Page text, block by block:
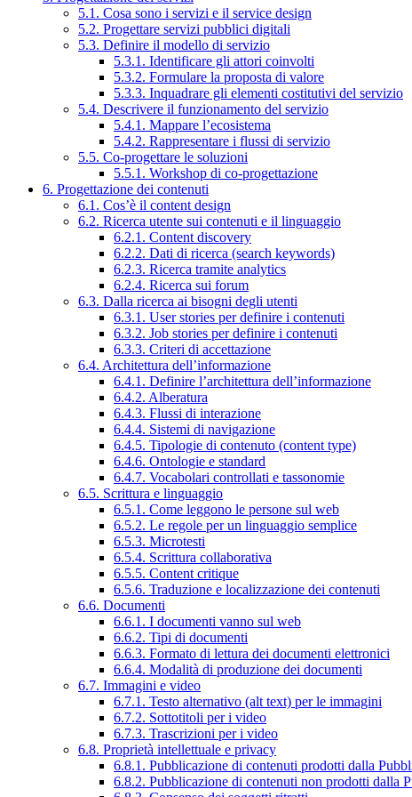
5.1. Cosa sono i servizi e il service design
5.2. Progettare servizi pubblici digitali
5.3. Definire il modello di servizio
5.3.1. Identificare gli attori coinvolti
5.3.2. Formulare la proposta di valore
5.3.3. Inquadrare gli elementi costitutivi del servizio
5.4. Descrivere il funzionamento del servizio
5.4.1. Mappare l’ecosistema
5.4.2. Rappresentare i flussi di servizio
5.5. Co-progettare le soluzioni
5.5.1. Workshop di co-progettazione
6. Progettazione dei contenuti
6.1. Cos’è il content design
6.2. Ricerca utente sui contenuti e il linguaggio
6.2.1. Content discovery
6.2.2. Dati di ricerca (search keywords)
6.2.3. Ricerca tramite analytics
6.2.4. Ricerca sui forum
6.3. Dalla ricerca ai bisogni degli utenti
6.3.1. User stories per definire i contenuti
6.3.2. Job stories per definire i contenuti
6.3.3. Criteri di accettazione
6.4. Architettura dell’informazione
6.4.1. Definire l’architettura dell’informazione
6.4.2. Alberatura
6.4.3. Flussi di interazione
6.4.4. Sistemi di navigazione
6.4.5. Tipologie di contenuto (content type)
6.4.6. Ontologie e standard
6.4.7. Vocabolari controllati e tassonomie
6.5. Scrittura e linguaggio
6.5.1. Come leggono le persone sul web
6.5.2. Le regole per un linguaggio semplice
6.5.3. Microtesti
6.5.4. Scrittura collaborativa
6.5.5. Content critique
6.5.6. Traduzione e localizzazione dei contenuti
6.6. Documenti
6.6.1. I documenti vanno sul web
6.6.2. Tipi di documenti
6.6.3. Formato di lettura dei documenti elettronici
6.6.4. Modalità di produzione dei documenti
6.7. Immagini e video
6.7.1. Testo alternativo (alt text) per le immagini
6.7.2. Sottotitoli per i video
6.7.3. Trascrizioni per i video
6.8. Proprietà intellettuale e privacy
6.8.1. Pubblicazione di contenuti prodotti dalla
6.8.2. Pubblicazione di contenuti non prodotti dalla